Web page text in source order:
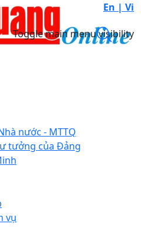
En | Vi
Toggle main menu visibility
nước - MTTQ
tưởng của Đảng
vụ